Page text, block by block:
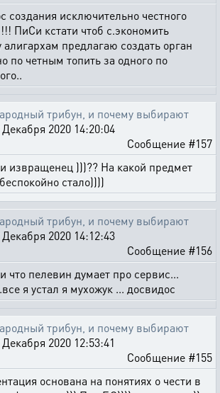
создания исключительно честного
ПиСи кстати чтоб с.экономить
алигархам предлагаю создать орган
по четным топить за одного по
трибун, и почему выбирают
Декабря 2020 14:20:04
Сообщение #157
извращенец )))?? На какой предмет
стало))))
трибун, и почему выбирают
Декабря 2020 14:12:43
Сообщение #156
что пелевин думает про сервис...
я устал я мухожук ... досвидос
трибун, и почему выбирают
Декабря 2020 12:53:41
Сообщение #155
основана на понятиях о чести в